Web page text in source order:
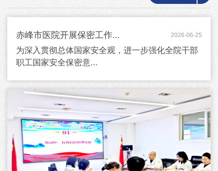
赤峰市医院开展保密工作... 2026-06-25
为深入贯彻总体国家安全观，进一步强化全院干部
职工国家安全保密意...